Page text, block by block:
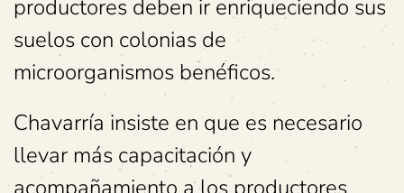
productores deben ir enriqueciendo sus
suelos con colonias de
microorganismos benéficos.
Chavarría insiste en que es necesario
llevar más capacitación y